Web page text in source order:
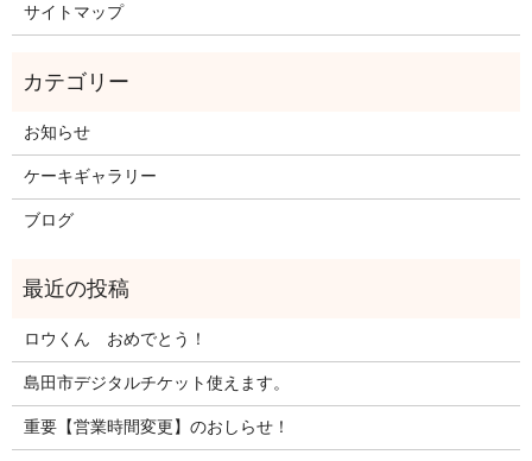
サイトマップ
お知らせ
ケーキギャラリー
ブログ
ロウくん おめでとう！
島田市デジタルチケット使えます。
重要【営業時間変更】のおしらせ！